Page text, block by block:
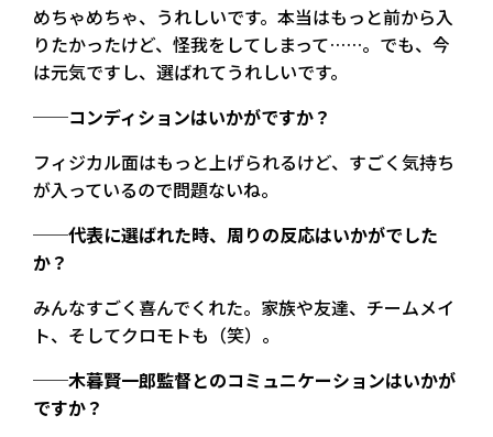
めちゃめちゃ、うれしいです。本当はもっと前から入
りたかったけど、怪我をしてしまって……。でも、今
は元気ですし、選ばれてうれしいです。
──コンディションはいかがですか？
フィジカル面はもっと上げられるけど、すごく気持ち
が入っているので問題ないね。
──代表に選ばれた時、周りの反応はいかがでした
か？
みんなすごく喜んでくれた。家族や友達、チームメイ
ト、そしてクロモトも（笑）。
──木暮賢一郎監督とのコミュニケーションはいかが
ですか？